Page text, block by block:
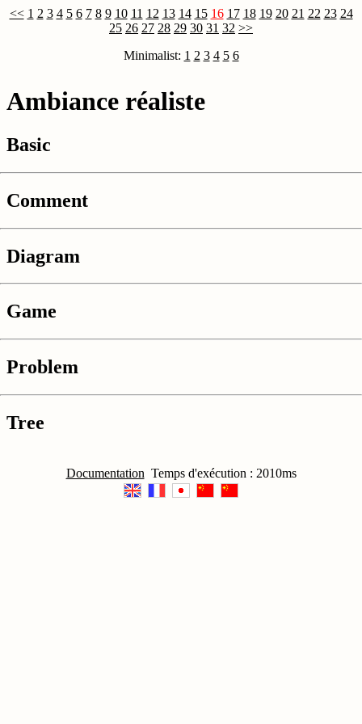
<< 1 2 3 4 5 6 7 8 9 10 11 12 13 14 15 16 17 18 19 20 21 22 23 24
25 26 27 28 29 30 31 32 >>
Minimalist: 1 2 3 4 5 6
Ambiance réaliste
Basic
Comment
Diagram
Game
Problem
Tree
Documentation Temps d'exécution : 2010ms